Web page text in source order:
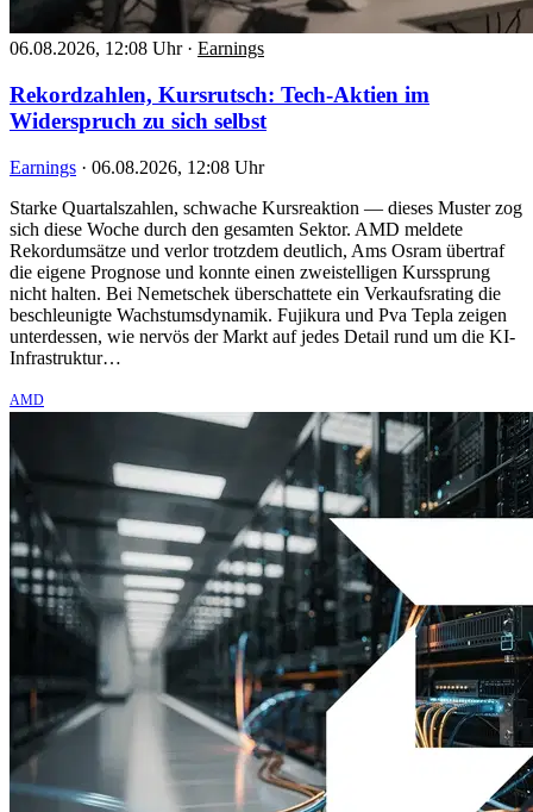
06.08.2026, 12:08 Uhr · Earnings
Rekordzahlen, Kursrutsch: Tech-Aktien im
Widerspruch zu sich selbst
Earnings · 06.08.2026, 12:08 Uhr
Starke Quartalszahlen, schwache Kursreaktion — dieses Muster zog
sich diese Woche durch den gesamten Sektor. AMD meldete
Rekordumsätze und verlor trotzdem deutlich, Ams Osram übertraf
die eigene Prognose und konnte einen zweistelligen Kurssprung
nicht halten. Bei Nemetschek überschattete ein Verkaufsrating die
beschleunigte Wachstumsdynamik. Fujikura und Pva Tepla zeigen
unterdessen, wie nervös der Markt auf jedes Detail rund um die KI-
Infrastruktur…
AMD